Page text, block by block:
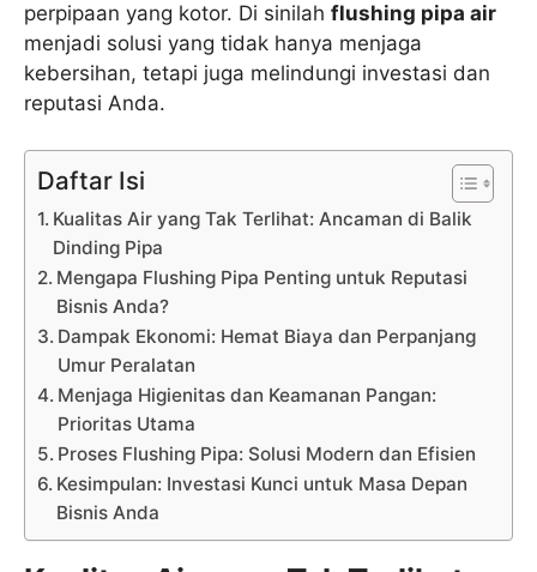
perpipaan yang kotor. Di sinilah flushing pipa air
menjadi solusi yang tidak hanya menjaga
kebersihan, tetapi juga melindungi investasi dan
reputasi Anda.
Daftar Isi
Kualitas Air yang Tak Terlihat: Ancaman di Balik
Dinding Pipa
Mengapa Flushing Pipa Penting untuk Reputasi
Bisnis Anda?
Dampak Ekonomi: Hemat Biaya dan Perpanjang
Umur Peralatan
Menjaga Higienitas dan Keamanan Pangan:
Prioritas Utama
Proses Flushing Pipa: Solusi Modern dan Efisien
Kesimpulan: Investasi Kunci untuk Masa Depan
Bisnis Anda